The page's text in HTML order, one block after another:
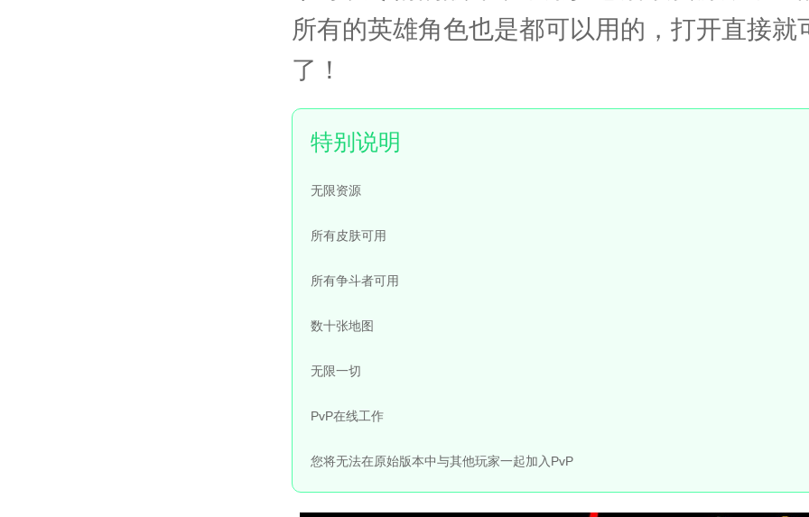
所有的英雄角色也是都可以用的，打开直接就
了！
无限资源
所有皮肤可用
所有争斗者可用
数十张地图
无限一切
PvP在线工作
您将无法在原始版本中与其他玩家一起加入PvP